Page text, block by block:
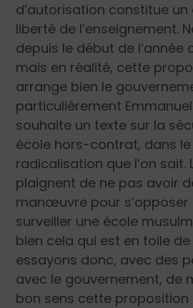
d’autorisation constitue
liberté de l’enseignement.
depuis le début de l’année
mais en réalité, cette
arrange bien le
particulièrement
souhaite un texte sur la
école hors-contrat, dans
radicalisation que l’on sait.
plaignent de ne pas avoir
manœuvre pour
surveiller une école
bien cela qui est en toile
essayons donc, avec des
avec le gouvernement, de
bon sens cette proposition